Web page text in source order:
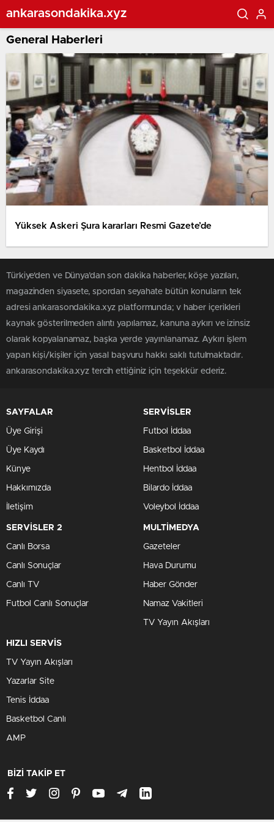
ankarasondakika.xyz
General Haberleri
Yüksek Askeri Şura kararları Resmi Gazete’de
Türkiye'den ve Dünya’dan son dakika haberler, köşe yazıları,
magazinden siyasete, spordan seyahate bütün konuların tek
adresi ankarasondakika.xyz platformunda; v haber içerikleri
kaynak gösterilmeden alıntı yapılamaz, kanuna aykırı ve izinsiz
olarak kopyalanamaz, başka yerde yayınlanamaz. Aykırı işlem
yapan kişi/kişiler için yasal başvuru hakkı saklı tutulmaktadır.
ankarasondakika.xyz tercih ettiğiniz için teşekkür ederiz.
SAYFALAR
Üye Girişi
Üye Kaydı
Künye
Hakkımızda
İletişim
SERVİSLER
Futbol İddaa
Basketbol İddaa
Hentbol İddaa
Bilardo İddaa
Voleybol İddaa
SERVİSLER 2
Canlı Borsa
Canlı Sonuçlar
Canlı TV
Futbol Canlı Sonuçlar
MULTİMEDYA
Gazeteler
Hava Durumu
Haber Gönder
Namaz Vakitleri
TV Yayın Akışları
HIZLI SERVİS
TV Yayın Akışları
Yazarlar Site
Tenis İddaa
Basketbol Canlı
AMP
BİZİ TAKİP ET